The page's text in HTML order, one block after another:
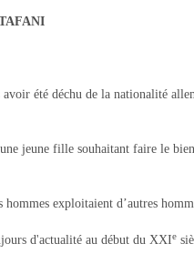
été déchu de la nationalité
jeune fille souhaitant faire le
exploitaient d’autres
d'actualité au début du XXIe